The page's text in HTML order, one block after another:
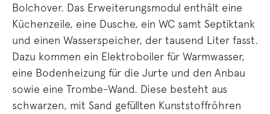
Bolchover. Das Erweiterungsmodul enthält eine
Küchenzeile, eine Dusche, ein WC samt Septiktank
und einen Wasserspeicher, der tausend Liter fasst.
Dazu kommen ein Elektroboiler für Warmwasser,
eine Bodenheizung für die Jurte und den Anbau
sowie eine Trombe-Wand. Diese besteht aus
schwarzen, mit Sand gefüllten Kunststoffröhren